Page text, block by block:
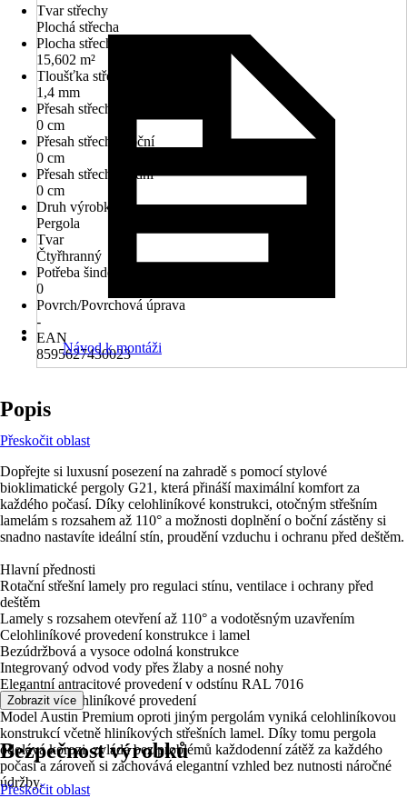
Tvar střechy
Plochá střecha
Plocha střechy
15,602 m²
Tloušťka střechy
1,4 mm
Přesah střechy přední
0 cm
Přesah střechy boční
0 cm
Přesah střechy zadní
0 cm
Druh výrobku
Pergola
Tvar
Čtyřhranný
Potřeba šindelů v m²
0
Povrch/Povrchová úprava
-
EAN
8595627430023
Návod k montáži
Popis
Přeskočit oblast
Dopřejte si luxusní posezení na zahradě s pomocí stylové
bioklimatické pergoly G21, která přináší maximální komfort za
každého počasí. Díky celohliníkové konstrukci, otočným střešním
lamelám s rozsahem až 110° a možnosti doplnění o boční zástěny si
snadno nastavíte ideální stín, proudění vzduchu i ochranu před deštěm.
Hlavní přednosti
Rotační střešní lamely pro regulaci stínu, ventilace i ochrany před
deštěm
Lamely s rozsahem otevření až 110° a vodotěsným uzavřením
Celohliníkové provedení konstrukce i lamel
Bezúdržbová a vysoce odolná konstrukce
Integrovaný odvod vody přes žlaby a nosné nohy
Elegantní antracitové provedení v odstínu RAL 7016
Prémiové celohliníkové provedení
Model Austin Premium oproti jiným pergolám vyniká celohliníkovou
konstrukcí včetně hliníkových střešních lamel. Díky tomu pergola
odolává korozi, zvládá bez problémů každodenní zátěž za každého
počasí a zároveň si zachovává elegantní vzhled bez nutnosti náročné
údržby.
Zobrazit více
Bezpečnost výrobků
Přeskočit oblast